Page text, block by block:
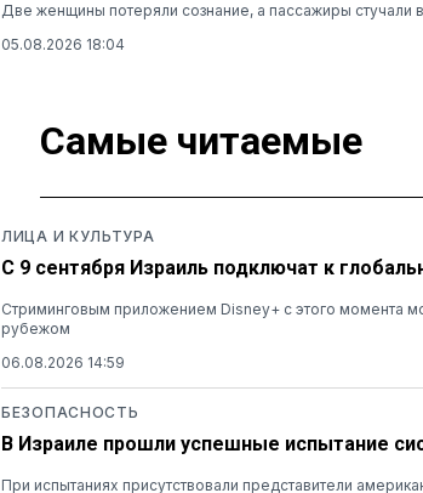
Две женщины потеряли сознание, а пассажиры стучали
05.08.2026 18:04
Самые читаемые
ЛИЦА И КУЛЬТУРА
С 9 сентября Израиль подключат к
Стриминговым приложением Disney+ с этого момента
рубежом
06.08.2026 14:59
БЕЗОПАСНОСТЬ
В Израиле прошли успешные испытание
При испытаниях присутствовали представители